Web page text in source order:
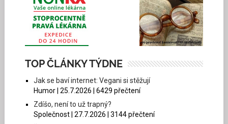
TOP ČLÁNKY TÝDNE
Jak se baví internet: Vegani si stěžují
Humor | 25.7.2026 | 6429 přečtení
Zdíšo, není to už trapný?
Společnost | 27.7.2026 | 3144 přečtení